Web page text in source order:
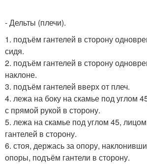
- Дельты (плечи).
1. подъём гантелей в сторону
сидя.
2. подъём гантелей в сторону
наклоне.
3. подъём гантелей вверх от плеч.
4. лежа на боку на скамье под углом
с прямой рукой в сторону.
5. лежа на скамье под углом 45,
гантелей в сторону.
6. стоя, держась за опору,
опоры, подъём гантели в сторону.